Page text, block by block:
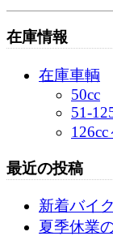
在庫情報
在庫車輌
50cc
51-
126cc
最近の投稿
新着バイ
夏季休業